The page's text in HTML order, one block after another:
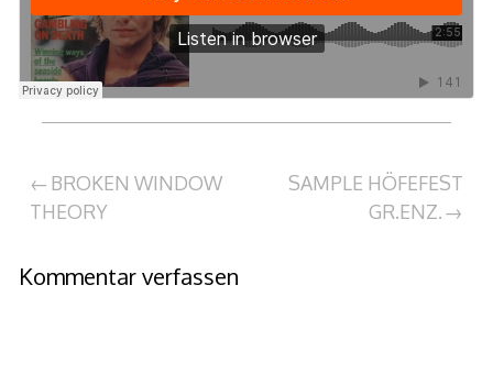
Beitragsnavigation
BROKEN WINDOW
THEORY
SAMPLE HÖFEFEST
GR.ENZ.
Kommentar verfassen